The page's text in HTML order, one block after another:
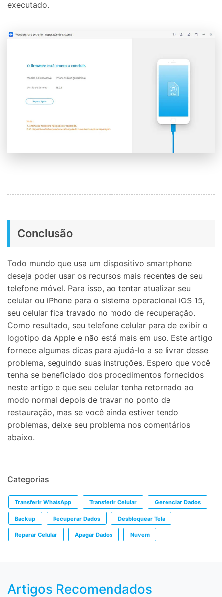
executado.
Conclusão
Todo mundo que usa um dispositivo smartphone
deseja poder usar os recursos mais recentes de seu
telefone móvel. Para isso, ao tentar atualizar seu
celular ou iPhone para o sistema operacional iOS 15,
seu celular fica travado no modo de recuperação.
Como resultado, seu telefone celular para de exibir o
logotipo da Apple e não está mais em uso. Este artigo
fornece algumas dicas para ajudá-lo a se livrar desse
problema, seguindo suas instruções. Espero que você
tenha se beneficiado dos procedimentos fornecidos
neste artigo e que seu celular tenha retornado ao
modo normal depois de travar no ponto de
restauração, mas se você ainda estiver tendo
problemas, deixe seu problema nos comentários
abaixo.
Categorias
Transferir WhatsApp Transferir Celular Gerenciar Dados
Backup Recuperar Dados Desbloquear Tela
Reparar Celular Apagar Dados Nuvem
Artigos Recomendados